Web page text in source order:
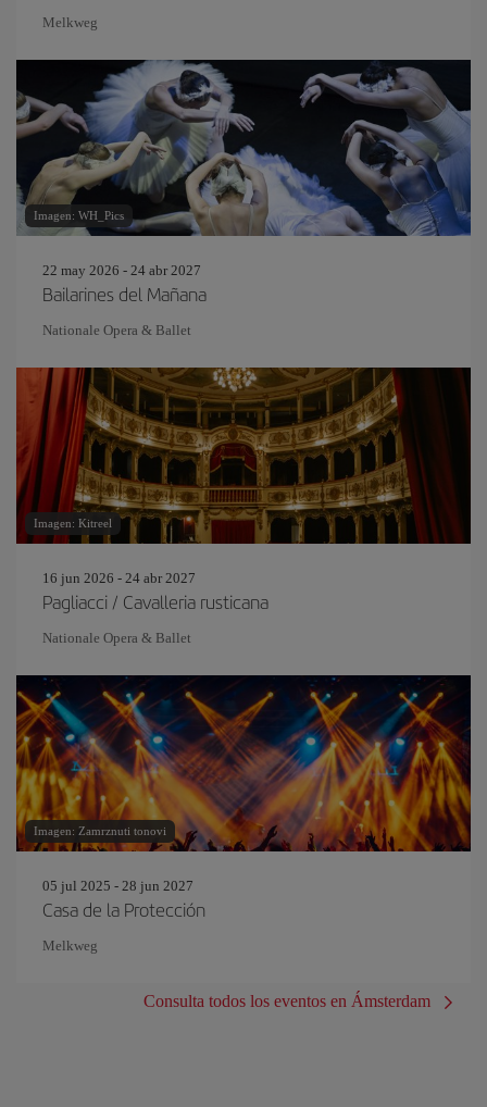
Melkweg
Imagen: WH_Pics
22 may 2026 - 24 abr 2027
Bailarines del Mañana
Nationale Opera & Ballet
Imagen: Kitreel
16 jun 2026 - 24 abr 2027
Pagliacci / Cavalleria rusticana
Nationale Opera & Ballet
Imagen: Zamrznuti tonovi
05 jul 2025 - 28 jun 2027
Casa de la Protección
Melkweg
Consulta todos los eventos en Ámsterdam